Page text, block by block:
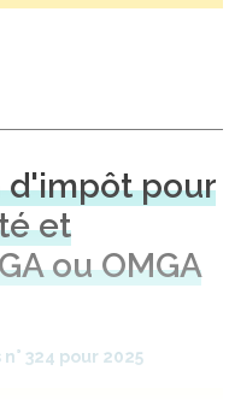
d'impôt pour
et
ou OMGA
324 pour 2025